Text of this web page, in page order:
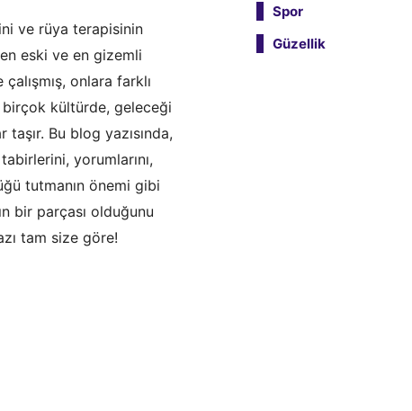
ve rüya terapisinin
en eski ve en gizemli
onlara farklı
birçok kültürde, geleceği
Bu blog yazısında,
yorumlarını,
tutmanın önemi gibi
bir parçası olduğunu
tam size göre!
Spor
Güzellik